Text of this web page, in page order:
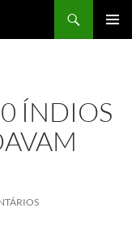
ÍNDIOS